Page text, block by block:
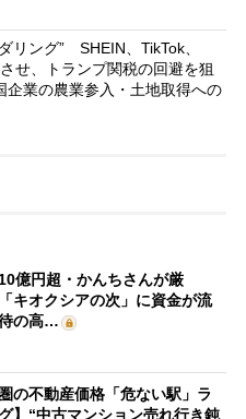
リング” SHEIN、TikTok、
せ、トランプ関税の回避を狙
業の農業参入・土地取得への
10億円超・かんちさんが厳
キオクシアの次」に資金が流
の高…
圏の不動産価格「危ない駅」ラ
】“中古マンション売れ行き鈍